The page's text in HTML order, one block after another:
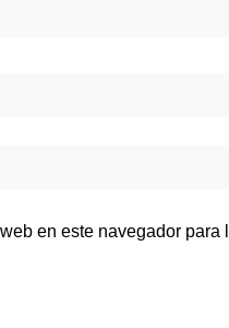
en este navegador para